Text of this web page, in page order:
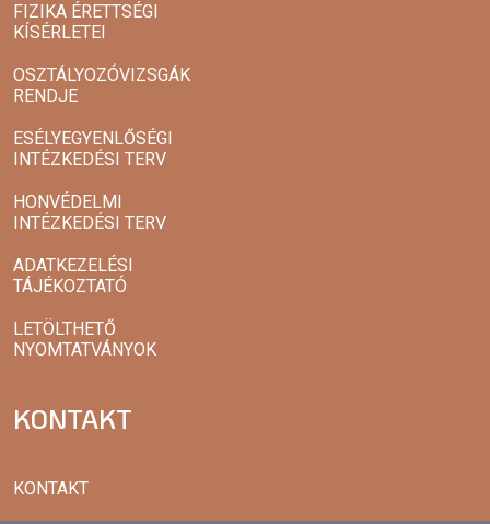
FIZIKA ÉRETTSÉGI
KÍSÉRLETEI
OSZTÁLYOZÓVIZSGÁK
RENDJE
ESÉLYEGYENLŐSÉGI
INTÉZKEDÉSI TERV
HONVÉDELMI
INTÉZKEDÉSI TERV
ADATKEZELÉSI
TÁJÉKOZTATÓ
LETÖLTHETŐ
NYOMTATVÁNYOK
KONTAKT
KONTAKT